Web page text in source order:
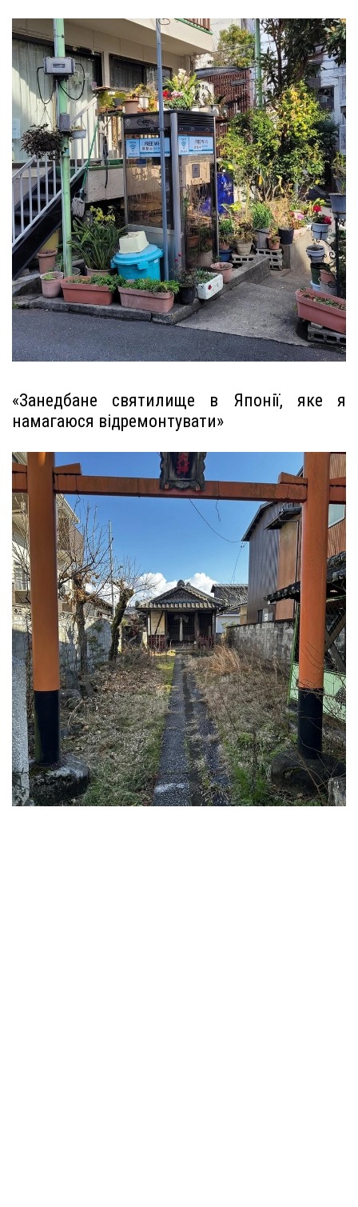
«Занедбане святилище в Японії, яке я
намагаюся відремонтувати»